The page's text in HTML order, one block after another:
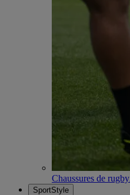
Chaussures de rugby
SportStyle